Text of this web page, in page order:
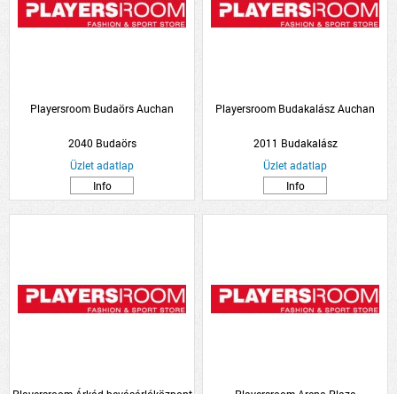
Playersroom Budaörs Auchan
2040 Budaörs
Üzlet adatlap
Info
Playersroom Budakalász Auchan
2011 Budakalász
Üzlet adatlap
Info